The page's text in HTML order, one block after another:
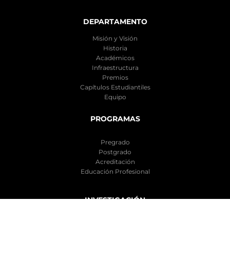
DEPARTAMENTO
Misión y Visión
Historia
Académicos
Infraestructura
Premios
Capítulos Estudiantiles
Equipo
PROGRAMAS
Pregrado
Postgrado
Acreditación
Educación Profesional
INVESTIGACIÓN